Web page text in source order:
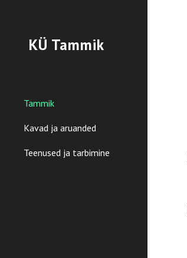
KÜ Tammik
Tammik
Kavad ja aruanded
Teenused ja tarbimine